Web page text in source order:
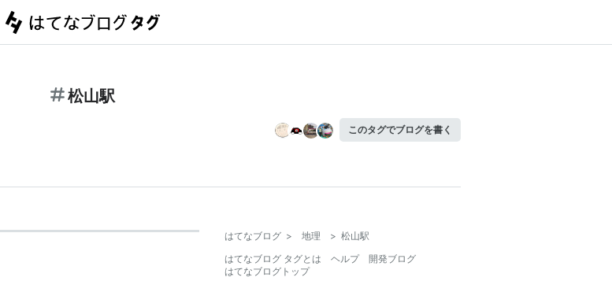
松山駅
このタグでブログを書く
はてなブログ > 地理 > 松山駅
はてなブログ タグとは
ヘルプ
開発ブログ
はてなブログトップ